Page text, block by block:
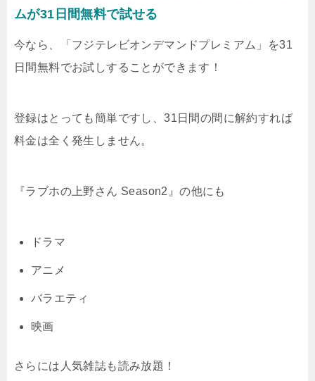
ムが31日間無料で試せる
今なら、「フジテレビオンデマンドプレミアム」を31
日間無料でお試しすることができます！
登録はとっても簡単ですし、31日間の間に解約すれば
料金は全く発生しません。
『ラブホの上野さん Season2』の他にも
ドラマ
アニメ
バラエティ
映画
さらには人気雑誌も読み放題！